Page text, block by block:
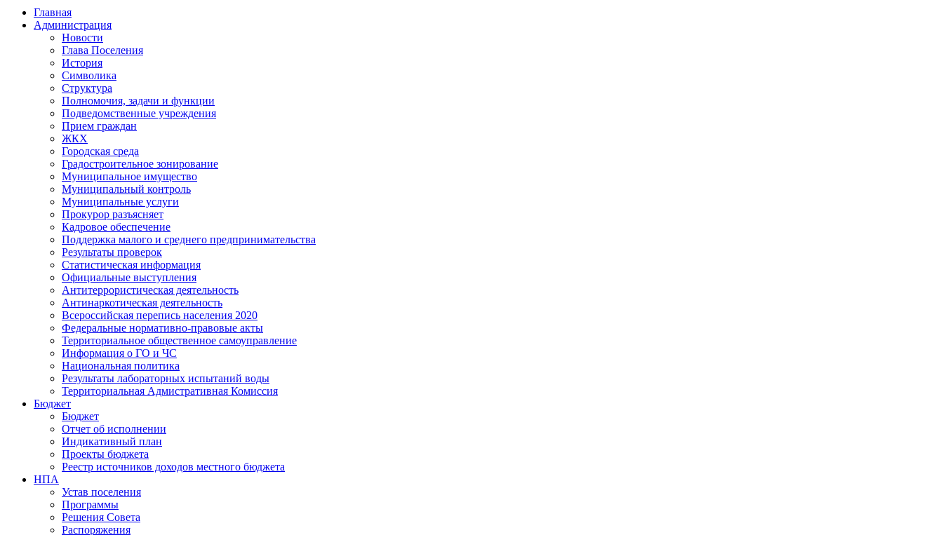
Главная
Администрация
Новости
Глава Поселения
История
Символика
Структура
Полномочия, задачи и функции
Подведомственные учреждения
Прием граждан
ЖКХ
Городская среда
Градостроительное зонирование
Муниципальное имущество
Муниципальный контроль
Муниципальные услуги
Прокурор разъясняет
Кадровое обеспечение
Поддержка малого и среднего предпринимательства
Результаты проверок
Статистическая информация
Официальные выступления
Антитеррористическая деятельность
Антинаркотическая деятельность
Всероссийская перепись населения 2020
Федеральные нормативно-правовые акты
Территориальное общественное самоуправление
Информация о ГО и ЧС
Национальная политика
Результаты лабораторных испытаний воды
Территориальная Адмистративная Комиссия
Бюджет
Бюджет
Отчет об исполнении
Индикативный план
Проекты бюджета
Реестр источников доходов местного бюджета
НПА
Устав поселения
Программы
Решения Совета
Распоряжения